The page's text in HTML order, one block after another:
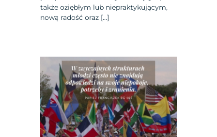
także oziębłym lub niepraktykującym,
nową radość oraz […]